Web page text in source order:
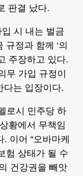
판결 났다.
시 내는 벌금
규정과 함께 ‘의
주장하고 있다.
무 가입 규정이
다는 입장이다.
로시 민주당 하
황에서 무책임
이어 “오바마케
험 상태가 될 수
건강권을 빼앗